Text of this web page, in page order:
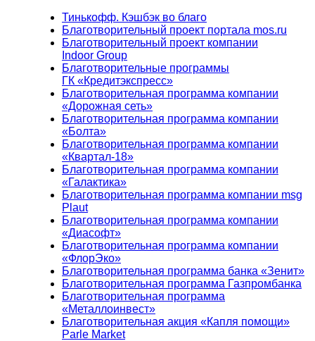
Тинькофф. Кэшбэк во благо
Благотворительный проект портала mos.ru
Благотворительный проект компании
Indoor Group
Благотворительные программы
ГК «Кредитэкспресс»
Благотворительная программа компании
«Дорожная сеть»
Благотворительная программа компании
«Болта»
Благотворительная программа компании
«Квартал-18»
Благотворительная программа компании
«Галактика»
Благотворительная программа компании msg
Plaut
Благотворительная программа компании
«Диасофт»
Благотворительная программа компании
«ФлорЭко»
Благотворительная программа банка «Зенит»
Благотворительная программа Газпромбанка
Благотворительная программа
«Металлоинвест»
Благотворительная акция «Капля помощи»
Parle Market